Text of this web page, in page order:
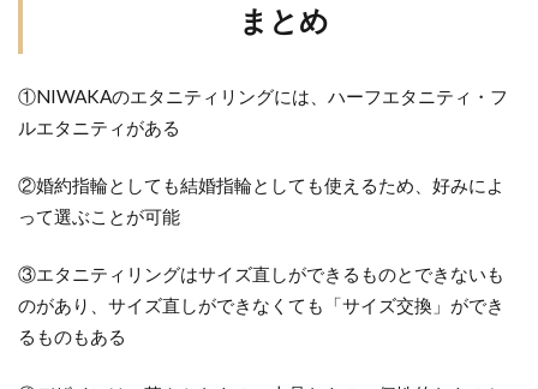
まとめ
①NIWAKAのエタニティリングには、ハーフエタニティ・フ
ルエタニティがある
②婚約指輪としても結婚指輪としても使えるため、好みによ
って選ぶことが可能
③エタニティリングはサイズ直しができるものとできないも
のがあり、サイズ直しができなくても「サイズ交換」ができ
るものもある